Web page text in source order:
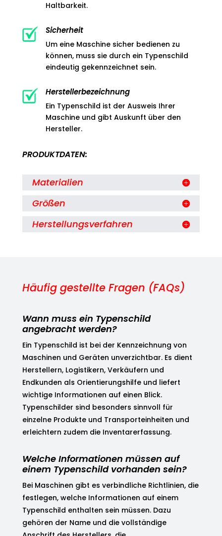
Haltbarkeit.
Sicherheit
Um eine Maschine sicher bedienen zu
können, muss sie durch ein Typenschild
eindeutig gekennzeichnet sein.
Herstellerbezeichnung
Ein Typenschild ist der Ausweis Ihrer
Maschine und gibt Auskunft über den
Hersteller.
PRODUKTDATEN:
Materialien
Größen
Herstellungsverfahren
Häufig gestellte Fragen (FAQs)
Wann muss ein Typenschild
angebracht werden?
Ein Typenschild ist bei der Kennzeichnung von
Maschinen und Geräten unverzichtbar. Es dient
Herstellern, Logistikern, Verkäufern und
Endkunden als Orientierungshilfe und liefert
wichtige Informationen auf einen Blick.
Typenschilder sind besonders sinnvoll für
einzelne Produkte und Transporteinheiten und
erleichtern zudem die Inventarerfassung.
Welche Informationen müssen auf
einem Typenschild vorhanden sein?
Bei Maschinen gibt es verbindliche Richtlinien, die
festlegen, welche Informationen auf einem
Typenschild enthalten sein müssen. Dazu
gehören der Name und die vollständige